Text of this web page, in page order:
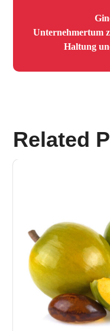
Unternehmertum
Haltung
Related